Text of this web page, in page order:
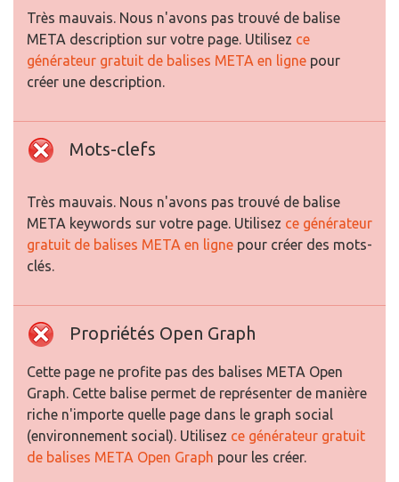
Très mauvais. Nous n'avons pas trouvé de balise
META description sur votre page. Utilisez ce
générateur gratuit de balises META en ligne pour
créer une description.
Mots-clefs
Très mauvais. Nous n'avons pas trouvé de balise
META keywords sur votre page. Utilisez ce générateur
gratuit de balises META en ligne pour créer des mots-
clés.
Propriétés Open Graph
Cette page ne profite pas des balises META Open
Graph. Cette balise permet de représenter de manière
riche n'importe quelle page dans le graph social
(environnement social). Utilisez ce générateur gratuit
de balises META Open Graph pour les créer.